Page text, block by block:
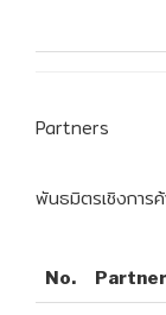
Partners
พันธมิตรเชิงการ
No. Partner